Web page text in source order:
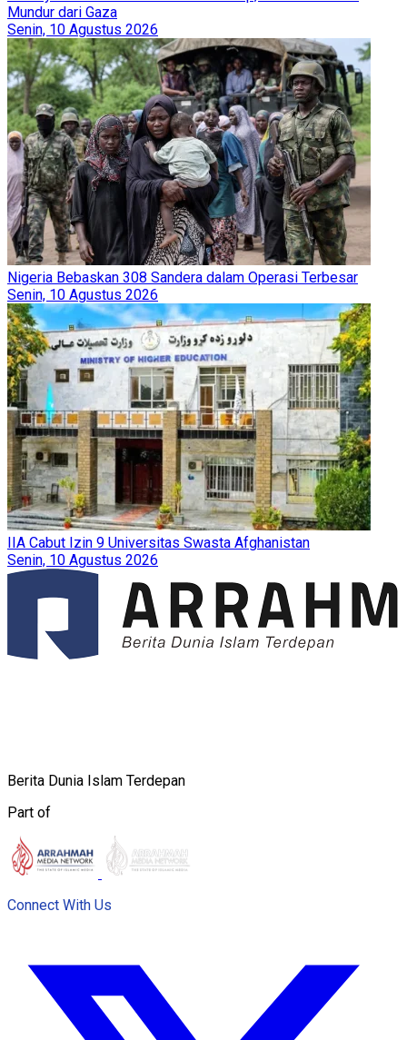
Mundur dari Gaza
Senin, 10 Agustus 2026
Nigeria Bebaskan 308 Sandera dalam Operasi Terbesar
Senin, 10 Agustus 2026
IIA Cabut Izin 9 Universitas Swasta Afghanistan
Senin, 10 Agustus 2026
Berita Dunia Islam Terdepan
Part of
Connect With Us